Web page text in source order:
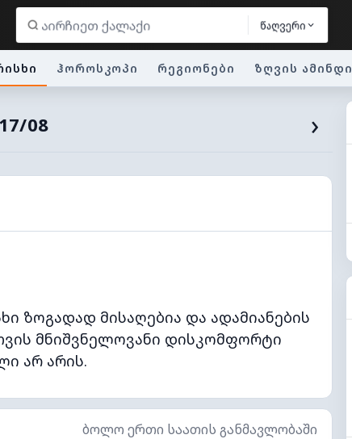
წაღვერი
ჰოროსკოპი რეგიონები ზღვის ამინდი
08 ›
ზოგადად მისაღებია და ადამიანების
მნიშვნელოვანი დისკომფორტი
არ არის.
ბოლო ერთი საათის განმავლობაში